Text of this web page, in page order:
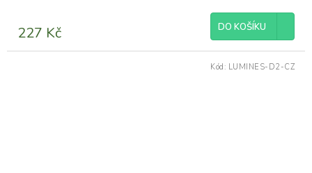
227 Kč DO KOŠÍKU
Kód: LUMINES-D2-CZ